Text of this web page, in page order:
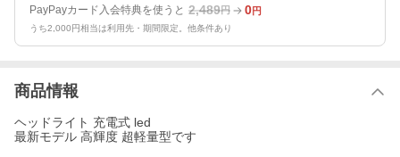
PayPayカード入会特典を使うと 2,489円 0円
うち2,000円相当は利用先・期間限定。他条件あり
商品情報
ヘッドライト 充電式 led
最新モデル 高輝度 超軽量型です